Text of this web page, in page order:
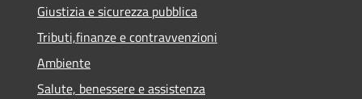
Giustizia e sicurezza pubblica
Tributi,finanze e contravvenzioni
Ambiente
Salute, benessere e assistenza